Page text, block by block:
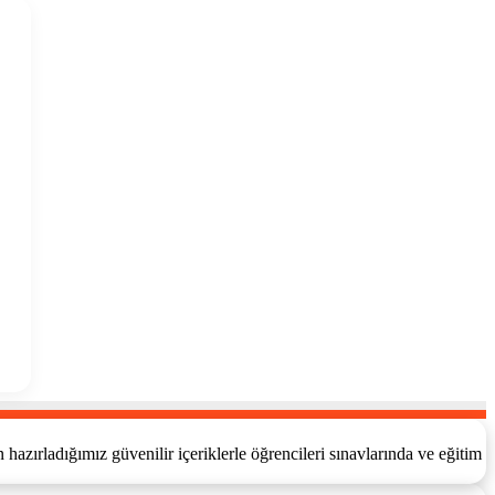
güvenilir içeriklerle öğrencileri sınavlarında ve eğitim